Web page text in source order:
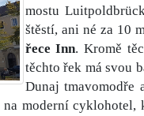
mostu
štěstí, ani né za 10
řece Inn. Kromě
těchto řek má svou
Dunaj tmavomodře
moderní